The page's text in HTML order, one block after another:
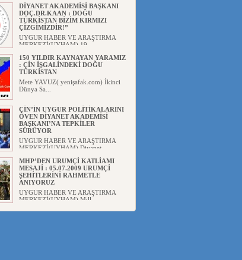
DİYANET AKADEMİSİ BAŞKANI
DOÇ.DR.KAAN : DOĞU
TÜRKİSTAN BİZİM KIRMIZI
ÇİZGİMİZDİR!”
UYGUR HABER VE ARAŞTIRMA
MERKEZİ(UYHAM) 19...
150 YILDIR KAYNAYAN YARAMIZ
: ÇİN İŞGALİNDEKİ DOĞU
TÜRKİSTAN
Mete YAVUZ( yenişafak.com) İkinci
Dünya Sa...
ÇİN’İN UYGUR POLİTİKALARINI
ÖVEN DİYANET AKADEMİSİ
BAŞKANI’NA TEPKİLER
SÜRÜYOR
UYGUR HABER VE ARAŞTIRMA
MERKEZİ(UYHAM) Diyanet
MHP’DEN URUMÇİ KATLİAMI
MESAJİ : 05.07.2009 URUMÇİ
ŞEHİTLERİNİ RAHMETLE
ANIYORUZ
UYGUR HABER VE ARAŞTIRMA
MERKEZİ(UYHAM) Mill...
ÇİN’İN ANKARA BÜYÜKELÇİSİ